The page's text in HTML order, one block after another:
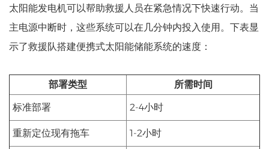
太阳能发电机可以帮助救援人员在紧急情况下快速行动。当
主电源中断时，这些系统可以在几分钟内投入使用。下表显
示了救援队搭建便携式太阳能储能系统的速度：
部署类型
所需时间
标准部署
2-4小时
重新定位现有拖车 1-2小时